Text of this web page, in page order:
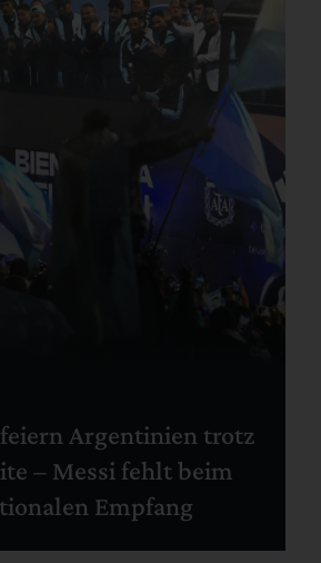
Argentinien trotz
– Messi fehlt beim
Empfang